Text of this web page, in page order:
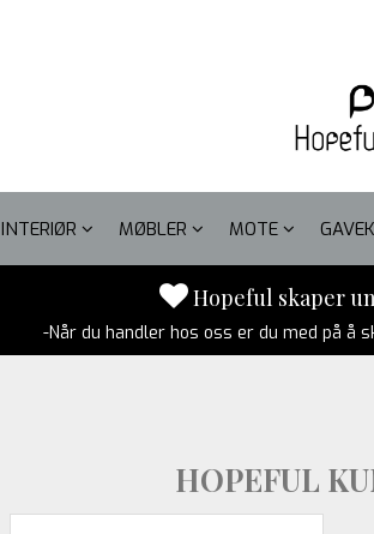
INTERIØR MØBLER MOTE
Hopeful skaper
-Når du handler hos oss er du med på å
HOPEFUL